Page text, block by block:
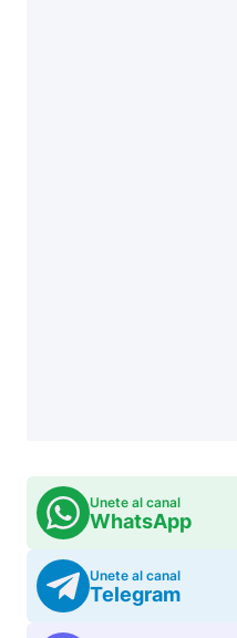
Unete al canal
WhatsApp
Unete al canal
Telegram